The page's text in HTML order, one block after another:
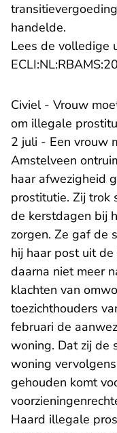
handelde.
Lees de volledige
Civiel - Vrouw
om illegale
2 juli - Een vrouw
Amstelveen
haar afwezigheid
prostitutie. Zij trok
de kerstdagen bij
zorgen. Ze gaf de
hij haar post uit
daarna niet meer
klachten van
toezichthouders
februari de
woning. Dat zij de
woning
gehouden komt
Haard illegale